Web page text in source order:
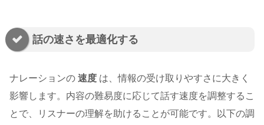
話の速さを最適化する
ナレーションの 速度 は、情報の受け取りやすさに大きく
影響します。内容の難易度に応じて話す速度を調整するこ
とで、リスナーの理解を助けることが可能です。以下の調